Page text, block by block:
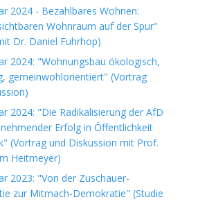
2024 - Bezahlbares Wohnen:
Wohnraum auf der Spur"
Dr. Daniel Fuhrhop)
2024: "Wohnungsbau ökologisch,
gemeinwohlorientiert" (Vortrag
2024: "Die Radikalisierung der AfD
Erfolg in Öffentlichkeit
(Vortrag und Diskussion mit Prof.
Heitmeyer)
2023: "Von der Zuschauer-
zur Mitmach-Demokratie" (Studie